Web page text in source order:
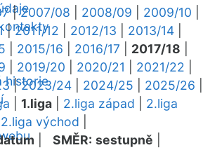
historie
|2007/08 2008/09 2009/10
|2011/12 2012/13 2013/14
2015/16 2016/17 2017/18
2019/20 2020/21 2021/22
|2023/24 2024/25 2025/26
1.liga 2.liga západ
2.liga
2.liga východ
SMĚR: sestupně